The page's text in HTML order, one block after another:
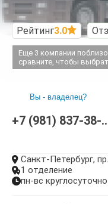
Рейтинг3.0
Еще 3 компании
сравните, чтобы
+7 (981) 837-38-
Вы - владелец?
 Санкт-Петербург,
1 отделение
пн-вс круглосуточно